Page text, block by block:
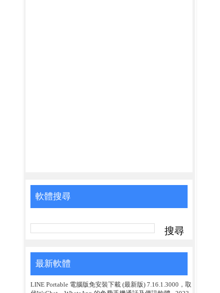
軟體搜尋
最新軟體
LINE Portable 電腦版免安裝下載 (最新版) 7.16.1.3000，取